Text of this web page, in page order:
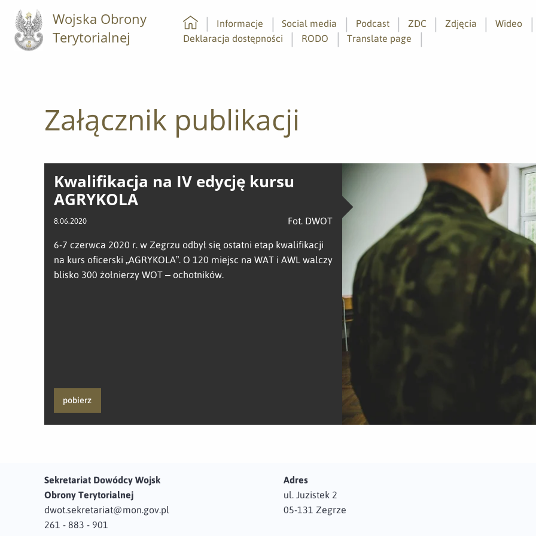
Wojska Obrony
Terytorialnej
Strona główna
Informacje Social media Podcast ZDC Zdjęcia Wideo
Deklaracja dostępności
RODO Translate page
Załącznik publikacji
Kwalifikacja na IV edycję kursu
AGRYKOLA
8.06.2020 Fot. DWOT
6-7 czerwca 2020 r. w Zegrzu odbył się ostatni etap kwalifikacji
na kurs oficerski „AGRYKOLA”. O 120 miejsc na WAT i AWL walczy
blisko 300 żołnierzy WOT – ochotników.
pobierz
Sekretariat Dowódcy Wojsk
Obrony Terytorialnej
dwot.sekretariat@mon.gov.pl
261 - 883 - 901
Adres
ul. Juzistek 2
05-131 Zegrze